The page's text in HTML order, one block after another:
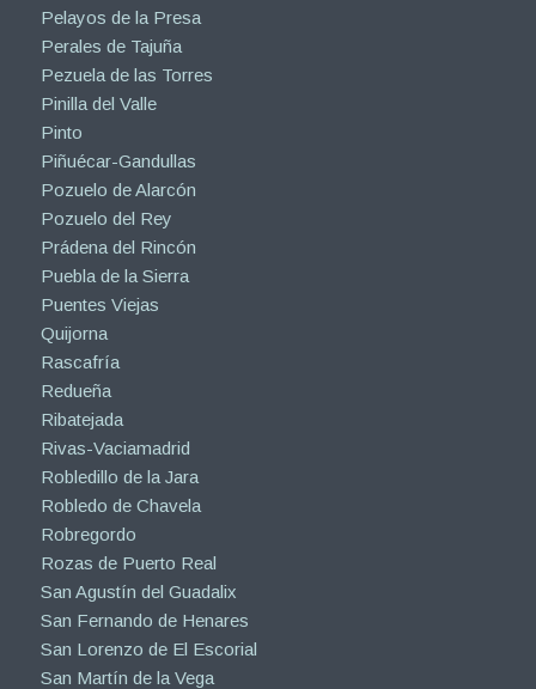
Pelayos de la Presa
Perales de Tajuña
Pezuela de las Torres
Pinilla del Valle
Pinto
Piñuécar-Gandullas
Pozuelo de Alarcón
Pozuelo del Rey
Prádena del Rincón
Puebla de la Sierra
Puentes Viejas
Quijorna
Rascafría
Redueña
Ribatejada
Rivas-Vaciamadrid
Robledillo de la Jara
Robledo de Chavela
Robregordo
Rozas de Puerto Real
San Agustín del Guadalix
San Fernando de Henares
San Lorenzo de El Escorial
San Martín de la Vega